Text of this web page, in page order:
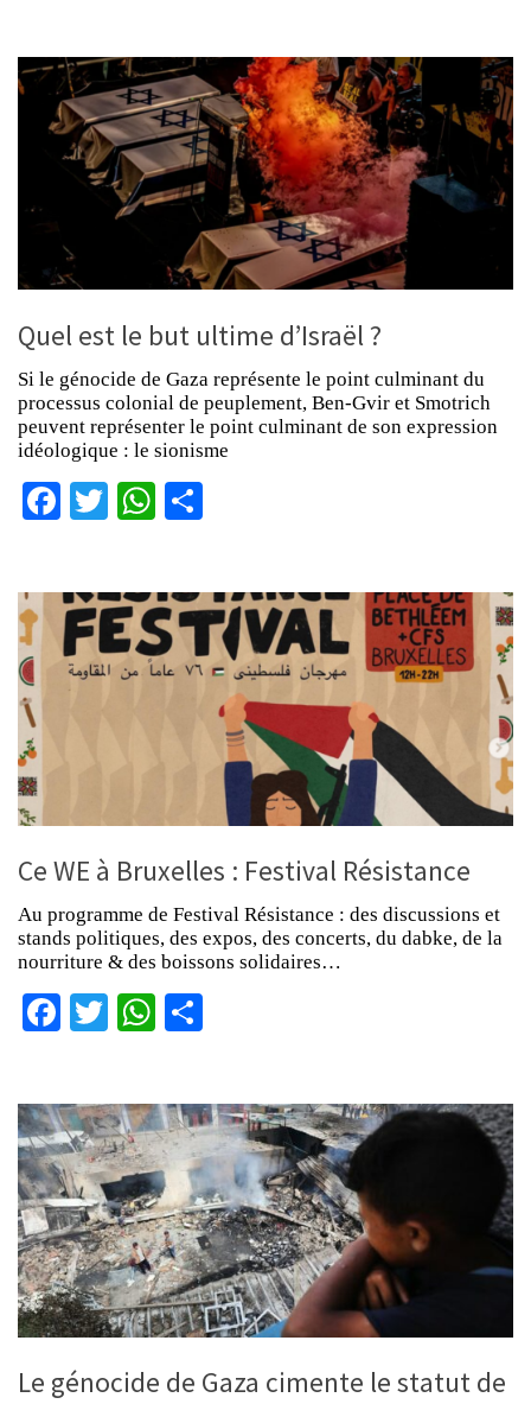
Quel est le but ultime d’Israël ?
Si le génocide de Gaza représente le point culminant du
processus colonial de peuplement, Ben-Gvir et Smotrich
peuvent représenter le point culminant de son expression
idéologique : le sionisme
Facebook
TwitterWhatsApp
Ce WE à Bruxelles : Festival Résistance
Au programme de Festival Résistance : des discussions et
stands politiques, des expos, des concerts, du dabke, de la
nourriture & des boissons solidaires…
Facebook
TwitterWhatsApp
Le génocide de Gaza cimente le statut de